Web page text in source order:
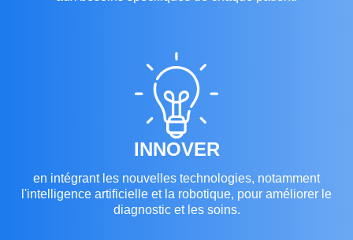
INNOVER
en intégrant les nouvelles technologies, notamment
l'intelligence artificielle et la robotique, pour améliorer le
diagnostic et les soins.